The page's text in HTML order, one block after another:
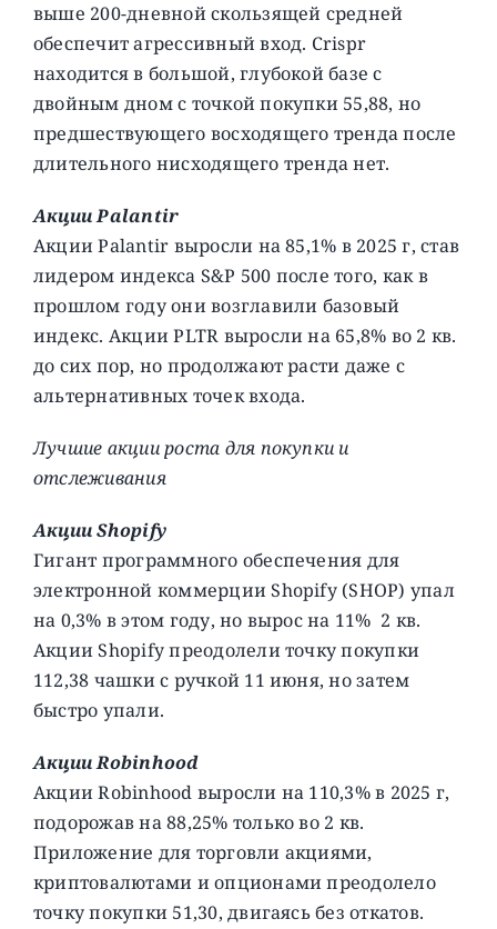
выше 200-дневной скользящей средней
обеспечит агрессивный вход. Crispr
находится в большой, глубокой базе с
двойным дном с точкой покупки 55,88, но
предшествующего восходящего тренда после
длительного нисходящего тренда нет.
Акции Palantir
Акции Palantir выросли на 85,1% в 2025 г, став
лидером индекса S&P 500 после того, как в
прошлом году они возглавили базовый
индекс. Акции PLTR выросли на 65,8% во 2 кв.
до сих пор, но продолжают расти даже с
альтернативных точек входа.
Лучшие акции роста для покупки и
отслеживания
Акции Shopify
Гигант программного обеспечения для
электронной коммерции Shopify (SHOP) упал
на 0,3% в этом году, но вырос на 11% 2 кв.
Акции Shopify преодолели точку покупки
112,38 чашки с ручкой 11 июня, но затем
быстро упали.
Акции Robinhood
Акции Robinhood выросли на 110,3% в 2025 г,
подорожав на 88,25% только во 2 кв.
Приложение для торговли акциями,
криптовалютами и опционами преодолело
точку покупки 51,30, двигаясь без откатов.